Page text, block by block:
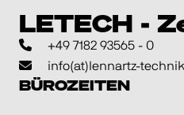
LETECH -
+49 7182 93565 - 0
info(at)lennartz-
BÜROZEITEN